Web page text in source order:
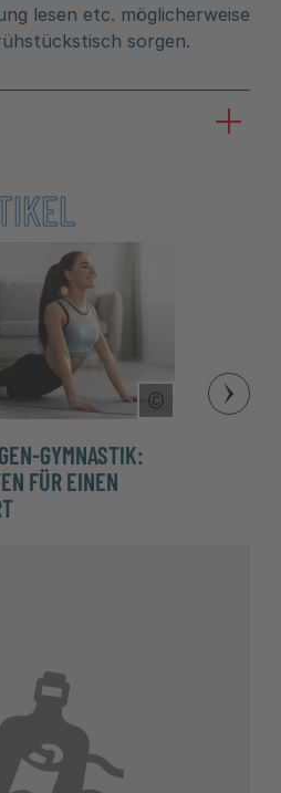
lesen etc. möglicherweise
sorgen.
Copyright
GYMNASTIK:
FÜR EINEN